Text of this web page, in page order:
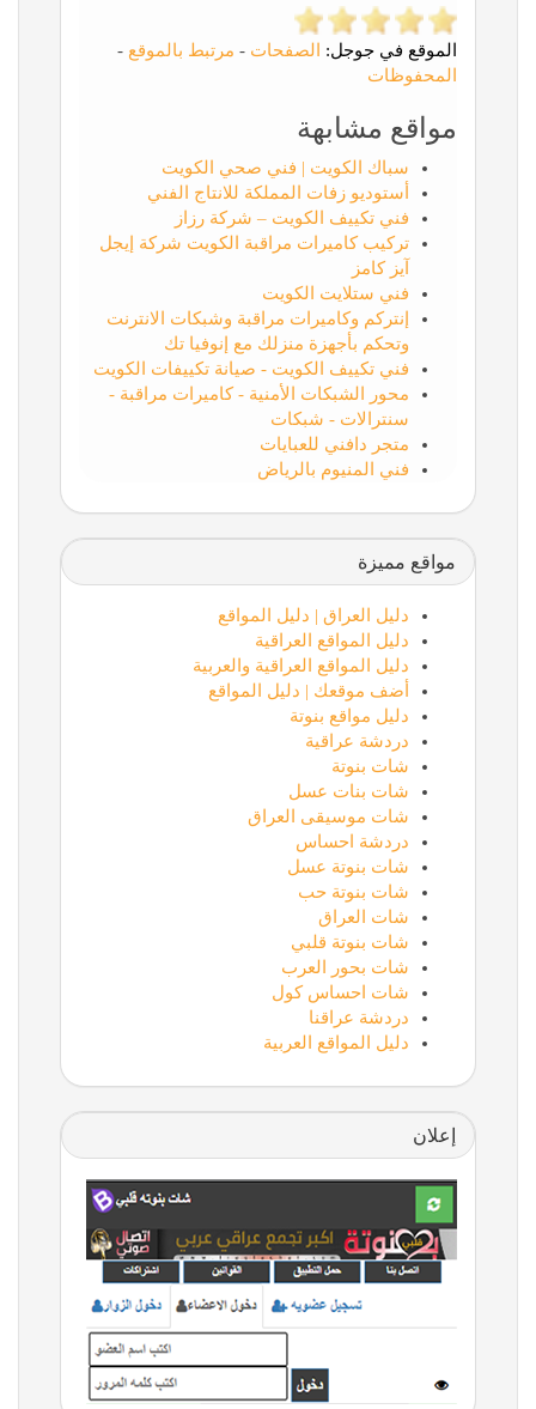
الموقع في جوجل: الصفحات - مرتبط بالموقع -
المحفوظات
مواقع مشابهة
سباك الكويت | فني صحي الكويت
أستوديو زفات المملكة للانتاج الفني
فني تكييف الكويت – شركة رزاز
تركيب كاميرات مراقبة الكويت شركة إيجل
آيز كامز
فني ستلايت الكويت
إنتركم وكاميرات مراقبة وشبكات الانترنت
وتحكم بأجهزة منزلك مع إنوفيا تك
فني تكييف الكويت - صيانة تكييفات الكويت
محور الشبكات الأمنية - كاميرات مراقبة -
سنترالات - شبكات
متجر دافني للعبايات
فني المنيوم بالرياض
مواقع مميزة
دليل العراق | دليل المواقع
دليل المواقع العراقية
دليل المواقع العراقية والعربية
أضف موقعك | دليل المواقع
دليل مواقع بنوتة
دردشة عراقية
شات بنوتة
شات بنات عسل
شات موسيقى العراق
دردشة احساس
شات بنوتة عسل
شات بنوتة حب
شات العراق
شات بنوتة قلبي
شات بحور العرب
شات احساس كول
دردشة عراقنا
دليل المواقع العربية
إعلان